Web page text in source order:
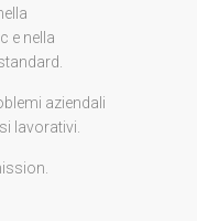
e nella
aziendali
lavorativi.